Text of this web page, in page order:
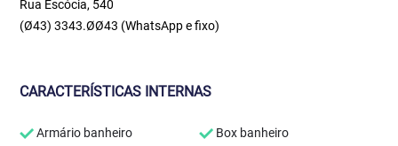
Rua Escócia, 540
(Ø43) 3343.ØØ43 (WhatsApp e fixo)
CARACTERÍSTICAS INTERNAS
Armário banheiro Box banheiro